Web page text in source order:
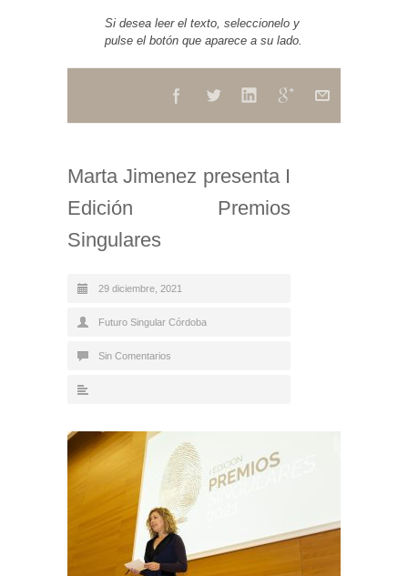
Si desea leer el texto, seleccionelo y
pulse el botón que aparece a su lado.
Marta Jimenez presenta I
Edición Premios
Singulares
29 diciembre, 2021
Futuro Singular Córdoba
Sin Comentarios